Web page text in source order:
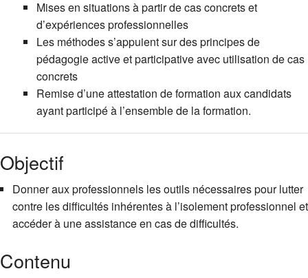
Mises en situations à partir de cas concrets et
d’expériences professionnelles
Les méthodes s’appuient sur des principes de
pédagogie active et participative avec utilisation de cas
concrets
Remise d’une attestation de formation aux candidats
ayant participé à l’ensemble de la formation.
Objectif
Donner aux professionnels les outils nécessaires pour lutter
contre les difficultés inhérentes à l’isolement professionnel et
accéder à une assistance en cas de difficultés.
Contenu